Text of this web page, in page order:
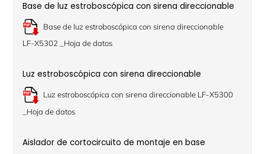
Base de luz estroboscópica con sirena direccionable
Base de luz estroboscópica con sirena direccionable
LF-X5302 _Hoja de datos
Luz estroboscópica con sirena direccionable
Luz estroboscópica con sirena direccionable LF-X5300
_Hoja de datos
Aislador de cortocircuito de montaje en base